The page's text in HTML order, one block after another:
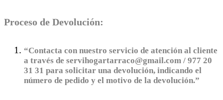
Proceso de Devolución:
“Contacta con nuestro servicio de atención al cliente
a través de servihogartarraco@gmail.com / 977 20
31 31 para solicitar una devolución, indicando el
número de pedido y el motivo de la devolución.”